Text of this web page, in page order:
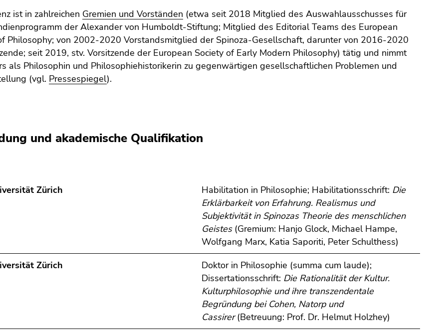
ist in zahlreichen Gremien und Vorständen (etwa seit 2018 Mitglied des Auswahlausschusses für
der Alexander von Humboldt-Stiftung; Mitglied des Editorial Teams des European
Philosophy; von 2002-2020 Vorstandsmitglied der Spinoza-Gesellschaft, darunter von 2016-2020
seit 2019, stv. Vorsitzende der European Society of Early Modern Philosophy) tätig und nimmt
als Philosophin und Philosophiehistorikerin zu gegenwärtigen gesellschaftlichen Problemen und
(vgl. Pressespiegel).
und akademische Qualifikation
Zürich Habilitation in Philosophie; Habilitationsschrift: Die
Erklärbarkeit von Erfahrung. Realismus und
Subjektivität in Spinozas Theorie des menschlichen
Geistes (Gremium: Hanjo Glock, Michael Hampe,
Wolfgang Marx, Katia Saporiti, Peter Schulthess)
Zürich
Doktor in Philosophie (summa cum laude);
Dissertationsschrift: Die Rationalität der Kultur.
Kulturphilosophie und ihre transzendentale
Begründung bei Cohen, Natorp und
Cassirer(Betreuung: Prof. Dr. Helmut Holzhey)